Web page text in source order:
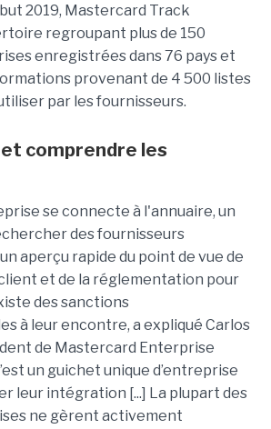
2019, Mastercard Track
regroupant plus de 150
enregistrées dans 76 pays et
provenant de 4 500 listes
par les fournisseurs.
comprendre les
se connecte à l'annuaire, un
des fournisseurs
aperçu rapide du point de vue de
et de la réglementation pour
des sanctions
à leur encontre, a expliqué Carlos
de Mastercard Enterprise
un guichet unique d’entreprise
leur intégration [...] La plupart des
ne gèrent activement